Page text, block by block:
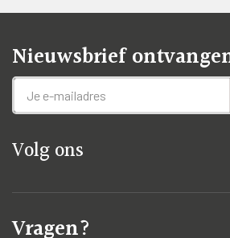
Nieuwsbrief
Volg ons
Vragen?